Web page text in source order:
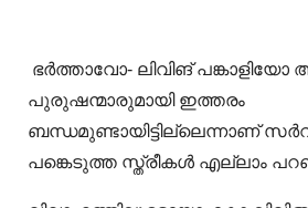
ഭർത്താവോ- ലിവിങ്
പുരുഷന്മാരുമായി ഇത്തരം
ബന്ധമുണ്ടായിട്ടില്ലെന്നാണ്
പങ്കെടുത്ത സ്ത്രീകൾ എല്ലാം